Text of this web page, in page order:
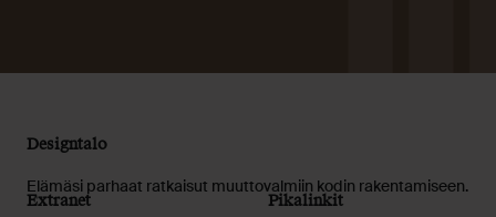
Designtalo
Elämäsi parhaat ratkaisut muuttovalmiin kodin rakentamiseen.
Extranet Pikalinkit